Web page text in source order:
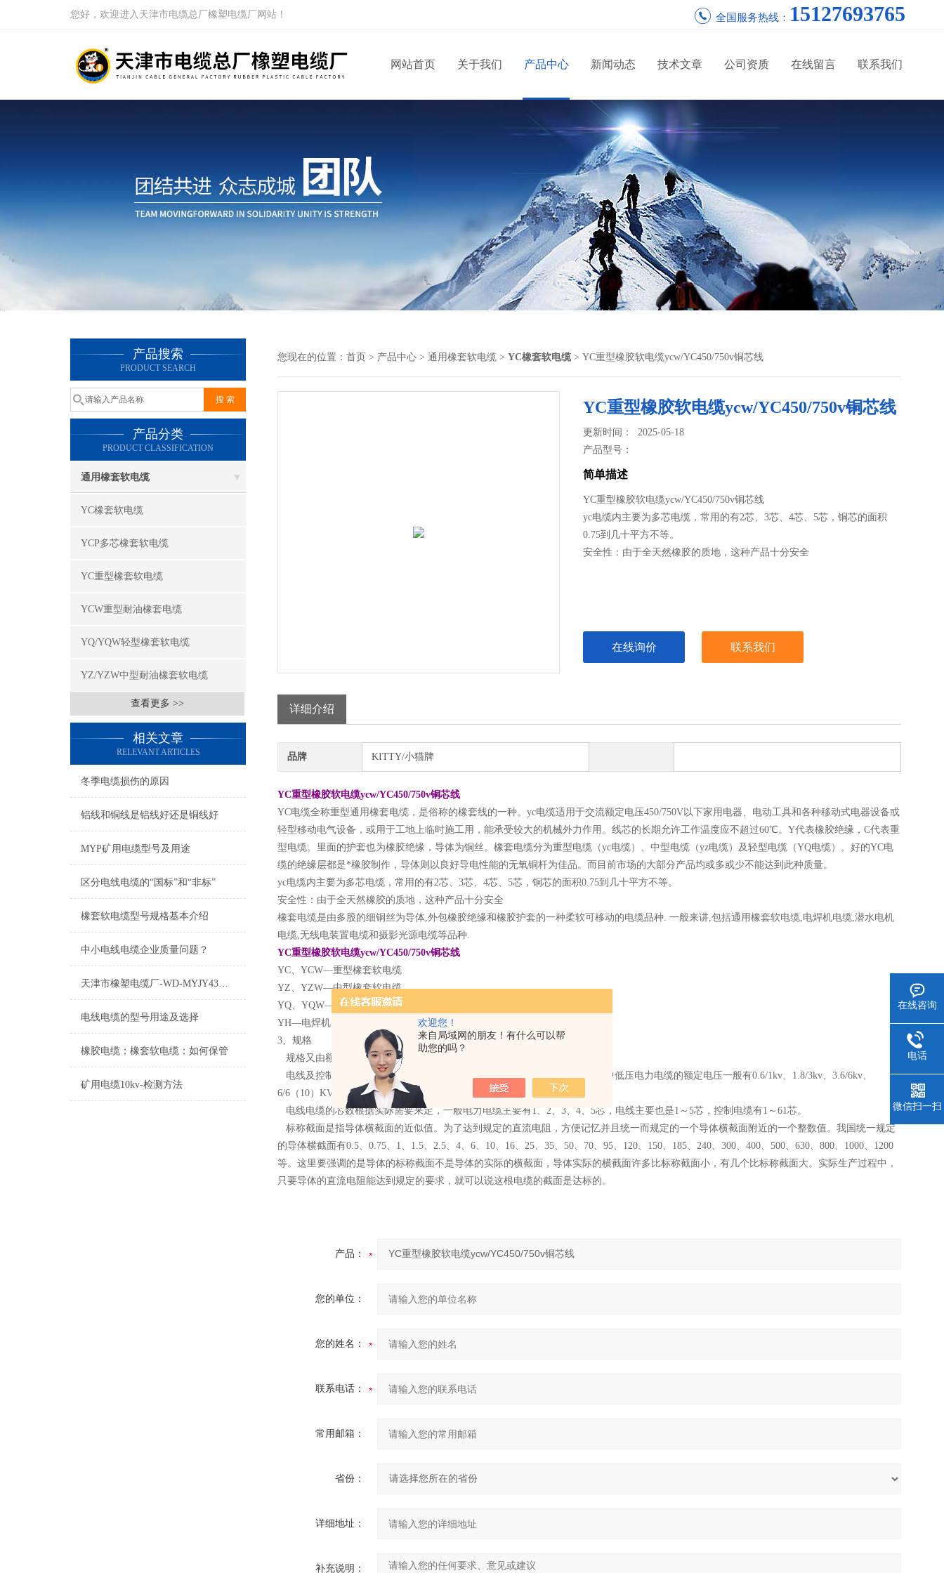
欢迎您！
来自局域网的朋友！有什么可以帮
助您的吗？
您好，欢迎进入天津市电缆总厂橡塑电缆厂网站！ 全国服务热线： 15127693765
网站首页 关于我们 产品中心 新闻动态 技术文章 公司资质 在线留言 联系我们
产品搜索
PRODUCT SEARCH
产品分类
PRODUCT CLASSIFICATION
通用橡套软电缆
YC橡套软电缆
YCP多芯橡套软电缆
YC重型橡套软电缆
YCW重型耐油橡套电缆
YQ/YQW轻型橡套软电缆
YZ/YZW中型耐油橡套软电缆
查看更多 >>
相关文章
RELEVANT ARTICLES
冬季电缆损伤的原因
铝线和铜线是铝线好还是铜线好
MYP矿用电缆型号及用途
区分电线电缆的“国标”和“非标”
橡套软电缆型号规格基本介绍
中小电线电缆企业质量问题？
天津市橡塑电缆厂-WD-MYJY43低烟无卤电缆介绍
电线电缆的型号用途及选择
橡胶电缆；橡套软电缆；如何保管
矿用电缆10kv-检测方法
您现在的位置： 首页 > 产品中心 > 通用橡套软电缆 > YC橡套软电缆> YC重型橡胶软电缆ycw/YC450/750v铜芯线
YC重型橡胶软电缆ycw/YC450/750v铜芯线
更新时间： 2025-05-18
产品型号：
简单描述
YC重型橡胶软电缆ycw/YC450/750v铜芯线
yc电缆内主要为多芯电缆，常用的有2芯、3芯、4芯、5芯，铜芯的面积
0.75到几十平方不等。
安全性：由于全天然橡胶的质地，这种产品十分安全
在线询价 联系我们
详细介绍
品牌 KITTY/小猫牌
YC重型橡胶软电缆ycw/YC450/750v铜芯线
YC电缆全称重型通用橡套电缆，是俗称的橡套线的一种。yc电缆适用于交流额定电压450/750V以下家用电器、电动工具和各种移动式电器设备或
轻型移动电气设备，或用于工地上临时施工用，能承受较大的机械外力作用。线芯的长期允许工作温度应不超过60℃。Y代表橡胶绝缘，C代表重
型电缆。里面的护套也为橡胶绝缘，导体为铜丝。橡套电缆分为重型电缆（yc电缆）、中型电缆（yz电缆）及轻型电缆（YQ电缆）。好的YC电
缆的绝缘层都是*橡胶制作，导体则以良好导电性能的无氧铜杆为佳品。而目前市场的大部分产品均或多或少不能达到此种质量。
yc电缆内主要为多芯电缆，常用的有2芯、3芯、4芯、5芯，铜芯的面积0.75到几十平方不等。
安全性：由于全天然橡胶的质地，这种产品十分安全
橡套电缆是由多股的细铜丝为导体,外包橡胶绝缘和橡胶护套的一种柔软可移动的电缆品种. 一般来讲,包括通用橡套软电缆,电焊机电缆,潜水电机
电缆,无线电装置电缆和摄影光源电缆等品种.
YC重型橡胶软电缆ycw/YC450/750v铜芯线
YC、YCW—重型橡套软电缆
YZ、YZW—中型橡套软电缆
YQ、YQW—轻型橡套软电缆
YH—电焊机电缆
3、规格
规格又由额定电压、芯数及标称截面组成。
电线及控制电缆等一般的额定电压为300/300V、300/500V、450/750V； 中低压电力电缆的额定电压一般有0.6/1kv、1.8/3kv、3.6/6kv、
6/6（10）KV、8.7/10(15)kv、12/20kv、18/20(30)kv、21/35kv、26/35kv等。
电线电缆的芯数根据实际需要来定，一般电力电缆主要有1、2、3、4、5芯，电线主要也是1～5芯，控制电缆有1～61芯。
标称截面是指导体横截面的近似值。为了达到规定的直流电阻，方便记忆并且统一而规定的一个导体横截面附近的一个整数值。我国统一规定
的导体横截面有0.5、0.75、1、1.5、2.5、4、6、10、16、25、35、50、70、95、120、150、185、240、300、400、500、630、800、1000、1200
等。这里要强调的是导体的标称截面不是导体的实际的横截面，导体实际的横截面许多比标称截面小，有几个比标称截面大。实际生产过程中，
只要导体的直流电阻能达到规定的要求，就可以说这根电缆的截面是达标的。
产品：
您的单位：
您的姓名：
联系电话：
常用邮箱：
省份：
详细地址：
补充说明：
在线咨询
电话
微信扫一扫